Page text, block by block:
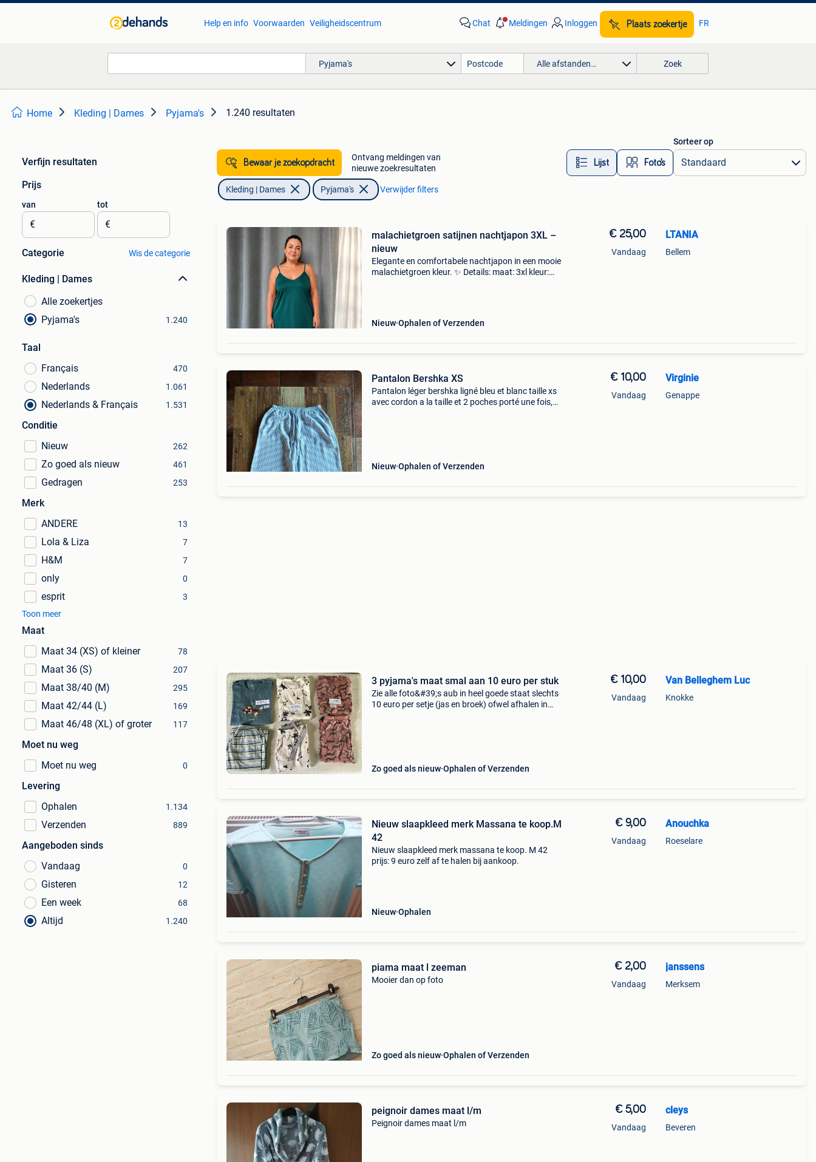
Help en info Voorwaarden Veiligheidscentrum Chat Meldingen Inloggen Plaats zoekertje FR
Pyjama's Alle afstanden… Zoek
Home Kleding | Dames Pyjama's 1.240 resultaten
Verfijn resultaten
Prijs
van
€
tot
€
Categorie Wis de categorie
Kleding | Dames
Alle zoekertjes
Pyjama's
1.240
Taal
Français
470
Nederlands 1.061
Nederlands & Français 1.531
Conditie
Nieuw
262
Zo goed als nieuw 461
Gedragen 253
Merk
ANDERE
13
Lola & Liza 7
H&M 7
only 0
esprit
3
Toon meer
Maat
Maat 34 (XS) of kleiner
78
Maat 36 (S) 207
Maat 38/40 (M) 295
Maat 42/44 (L) 169
Maat 46/48 (XL) of groter 117
Moet nu weg
Moet nu weg
0
Levering
Ophalen
1.134
Verzenden 889
Aangeboden sinds
Vandaag
0
Gisteren 12
Een week 68
Altijd 1.240
Bewaar je zoekopdracht
Ontvang meldingen van
nieuwe zoekresultaten
Lijst Foto’s
Sorteer op
Kleding | Dames Pyjama's Verwijder filters
malachietgroen satijnen nachtjapon 3XL –
nieuw
Elegante en comfortabele nachtjapon in een mooie
malachietgroen kleur. ✨ Details: maat: 3xl kleur:
Nieuw Ophalen of Verzenden
€ 25,00
Vandaag
LTANIA
Bellem
Pantalon Bershka XS
Pantalon léger bershka ligné bleu et blanc taille xs
avec cordon a la taille et 2 poches porté une fois,
Nieuw Ophalen of Verzenden
€ 10,00
Vandaag
Virginie
Genappe
3 pyjama's maat smal aan 10 euro per stuk
Zie alle foto&#39;s aub in heel goede staat slechts
10 euro per setje (jas en broek) ofwel afhalen in
Zo goed als nieuw Ophalen of Verzenden
€ 10,00
Vandaag
Van Belleghem Luc
Knokke
Nieuw slaapkleed merk Massana te koop.M
42
Nieuw slaapkleed merk massana te koop. M 42
prijs: 9 euro zelf af te halen bij aankoop.
Nieuw Ophalen
€ 9,00
Vandaag
Anouchka
Roeselare
piama maat l zeeman
Mooier dan op foto
Zo goed als nieuw Ophalen of Verzenden
€ 2,00
Vandaag
janssens
Merksem
peignoir dames maat l/m
Peignoir dames maat l/m
€ 5,00
Vandaag
cleys
Beveren